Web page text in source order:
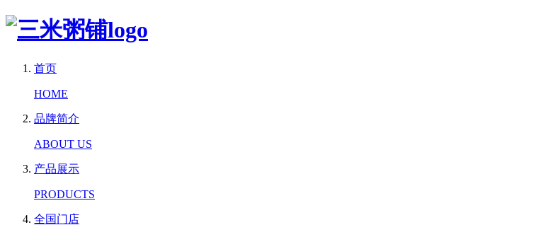
首页
HOME
品牌简介
ABOUT US
产品展示
PRODUCTS
全国门店